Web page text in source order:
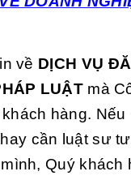
về DỊCH VỤ
LUẬTmà
hàng. Nếu
cần luật sư
Quý khách